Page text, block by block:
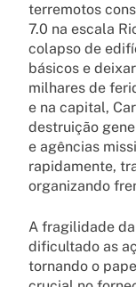
terremotos
7.0 na escala
colapso de
básicos e
milhares de
e na capital,
destruição
e agências
rapidamente,
organizando
A fragilidade
dificultado as
tornando o